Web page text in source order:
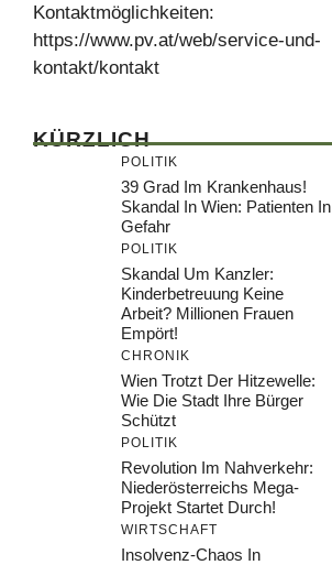
Kontaktmöglichkeiten:
https://www.pv.at/web/service-und-
kontakt/kontakt
KÜRZLICH
POLITIK
39 Grad Im Krankenhaus!
Skandal In Wien: Patienten In
Gefahr
POLITIK
Skandal Um Kanzler:
Kinderbetreuung Keine
Arbeit? Millionen Frauen
Empört!
CHRONIK
Wien Trotzt Der Hitzewelle:
Wie Die Stadt Ihre Bürger
Schützt
POLITIK
Revolution Im Nahverkehr:
Niederösterreichs Mega-
Projekt Startet Durch!
WIRTSCHAFT
Insolvenz-Chaos In